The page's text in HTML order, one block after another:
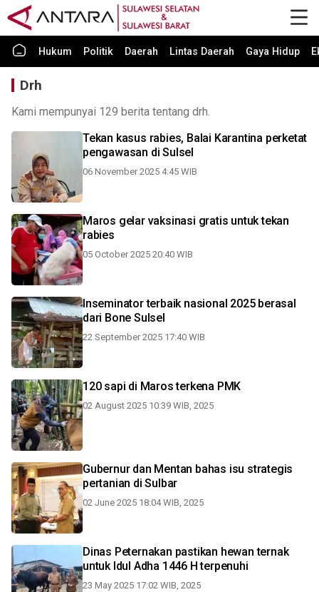
Hukum Politik Daerah Lintas Daerah Gaya Hidup
Drh
Kami mempunyai 129 berita tentang drh.
Tekan kasus rabies, Balai Karantina perketat
pengawasan di Sulsel
06 November 2025 4:45 WIB
Maros gelar vaksinasi gratis untuk tekan
rabies
05 October 2025 20:40 WIB
Inseminator terbaik nasional 2025 berasal
dari Bone Sulsel
22 September 2025 17:40 WIB
120 sapi di Maros terkena PMK
02 August 2025 10:39 WIB, 2025
Gubernur dan Mentan bahas isu strategis
pertanian di Sulbar
02 June 2025 18:04 WIB, 2025
Dinas Peternakan pastikan hewan ternak
untuk Idul Adha 1446 H terpenuhi
23 May 2025 17:02 WIB, 2025